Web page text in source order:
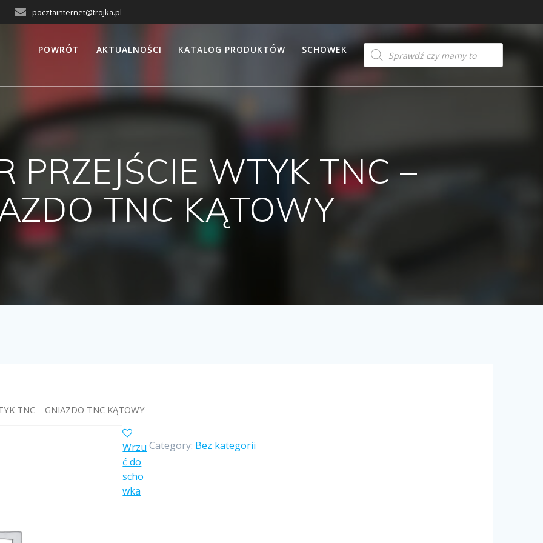
pocztainternet@trojka.pl
POWRÓT AKTUALNOŚCI KATALOG PRODUKTÓW SCHOWEK
Products
search
PRZEJŚCIE WTYK TNC –
TNC KĄTOWY
TNC – GNIAZDO TNC KĄTOWY
Category: Bez kategorii
Wrzu
ć do
scho
wka